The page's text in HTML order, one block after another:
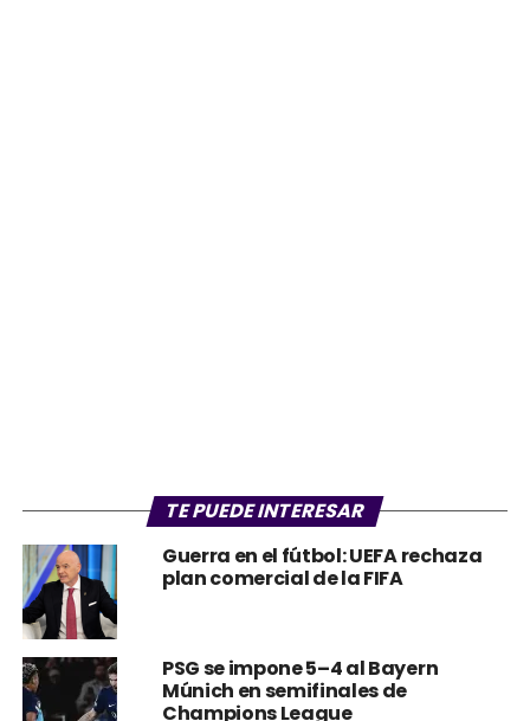
Guerra en el fútbol: UEFA rechaza
Champions League